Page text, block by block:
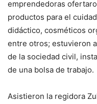
emprendedoras
productos para el
didáctico, cosméticos
entre otros; estuvieron
de la sociedad civil,
de una bolsa de trabajo.
Asistieron la regidora